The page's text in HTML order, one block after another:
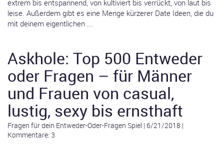
extrem bis entspannend, von kultiviert bis verrückt, von laut bis
leise. Außerdem gibt es eine Menge kürzerer Date Ideen, die du
mit deinem eigentlichen ...
Askhole: Top 500 Entweder
oder Fragen – für Männer
und Frauen von casual,
lustig, sexy bis ernsthaft
Fragen für dein Entweder-Oder-Fragen Spiel | 6/21/2018 |
Kommentare: 3